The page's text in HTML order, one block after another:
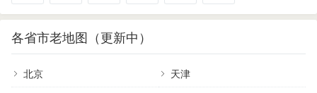
各省市老地图（更新中）
北京 天津